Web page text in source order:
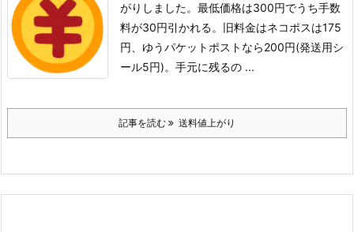
がりしました。 最低価格は300円でうち手数
料が30円引かれる。 旧料金はネコポスは175
円、ゆうパケットポストなら200円(発送用シ
ール5円)。 手元に残るの ...
記事を読む 送料値上がり